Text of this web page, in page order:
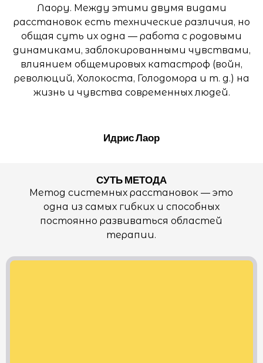
Лаору. Между этими двумя видами
расстановок есть технические различия, но
общая суть их одна — работа с родовыми
динамиками, заблокированными чувствами,
влиянием общемировых катастроф (войн,
революций, Холокоста, Голодомора и т. д.) на
жизнь и чувства современных людей.
Идрис Лаор
СУТЬ МЕТОДА
Метод системных расстановок — это
одна из самых гибких и способных
постоянно развиваться областей
терапии.